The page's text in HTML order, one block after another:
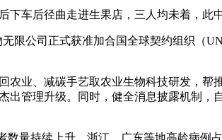
车后径曲走进生果店，三人均未着，此中
公司正式获准加合国全球契约组织（
业、减碳手艺取农业生物科技研发，帮
管理升级。同时，健全消息披露机制
持续上升，浙江、广东等地高龄病例